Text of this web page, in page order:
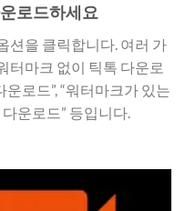
로드하세요
션을 클릭합니다. 여러 가
터마크 없이 틱톡 다운로
운로드”, “워터마크가 있는
운로드” 등입니다.